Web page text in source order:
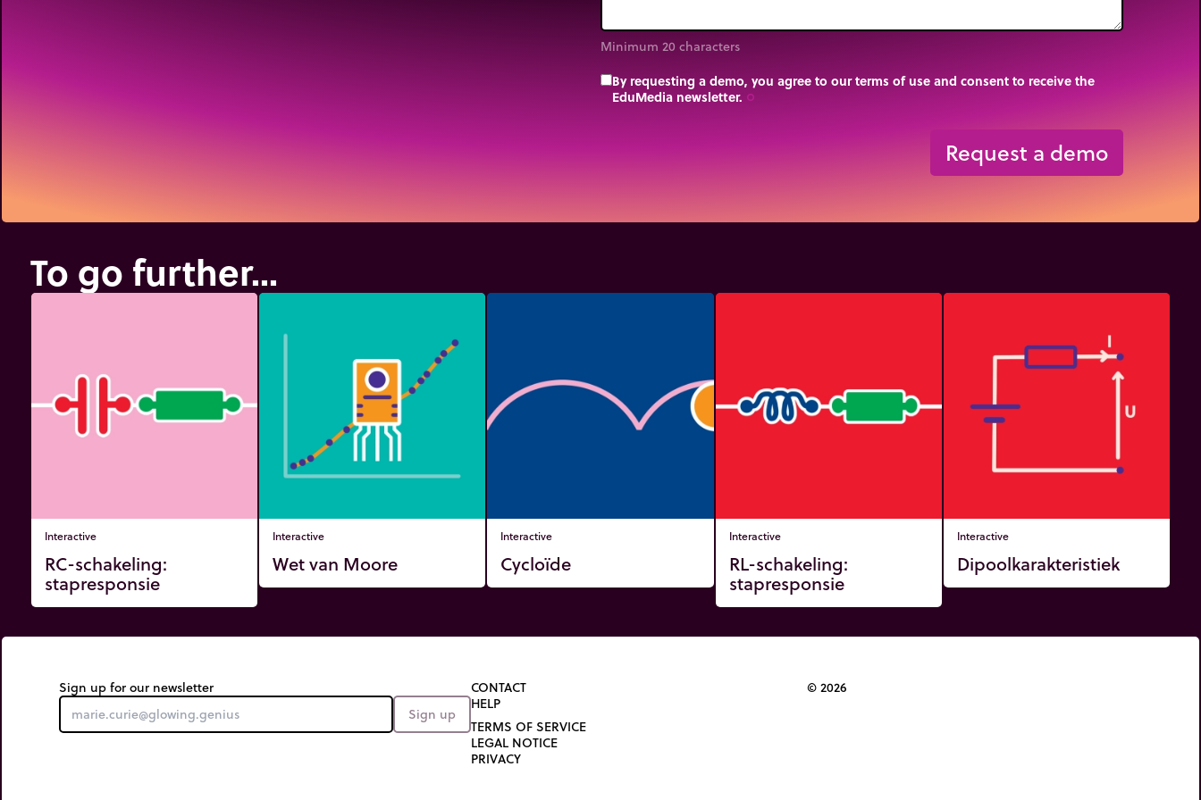
Minimum 20 characters
By requesting a demo, you agree to our terms of use and consent to receive the
EduMedia newsletter. trip_origin
Request a demo
To go further...
Interactive
RC-schakeling:
stapresponsie
Interactive
Wet van Moore
Interactive
Cycloïde
Interactive
RL-schakeling:
stapresponsie
Interactive
Dipoolkarakteristiek
Sign up for our newsletter
Sign up
CONTACT
HELP
TERMS OF SERVICE
LEGAL NOTICE
PRIVACY
© 2026